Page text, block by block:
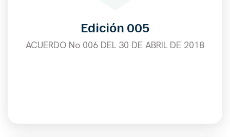
Edición 005
ACUERDO No 006 DEL 30 DE ABRIL DE 2018